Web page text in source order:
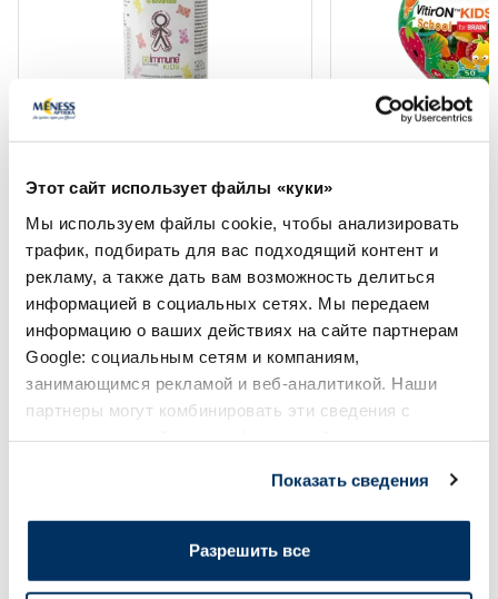
Этот сайт использует файлы «куки»
Мы используем файлы cookie, чтобы анализировать
трафик, подбирать для вас подходящий контент и
рекламу, а также дать вам возможность делиться
информацией в социальных сетях. Мы передаем
информацию о ваших действиях на сайте партнерам
Google: социальным сетям и компаниям,
занимающимся рекламой и веб-аналитикой. Наши
партнеры могут комбинировать эти сведения с
Показать сведения
Разрешить все
Пищевая добавка
жевательные пастилки, 60 шт.
8.69 €
В корзину
Регулярная цена: 14.49 €
Пищевая добавка
17.79 €
Солнечная защита летом ☀️
Более...